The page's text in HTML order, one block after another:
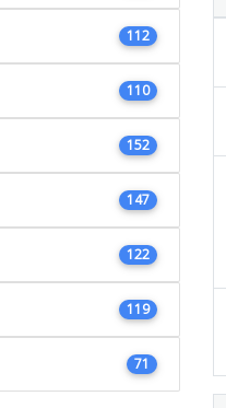
112
110
152
147
122
119
71